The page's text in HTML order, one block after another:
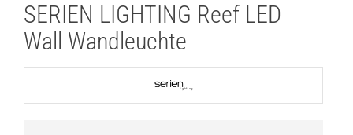
SERIEN LIGHTING Reef LED
Wall Wandleuchte